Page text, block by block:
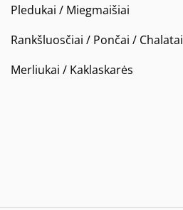
Pledukai / Miegmaišiai
Rankšluosčiai / Pončai / Chalatai
Merliukai / Kaklaskarės